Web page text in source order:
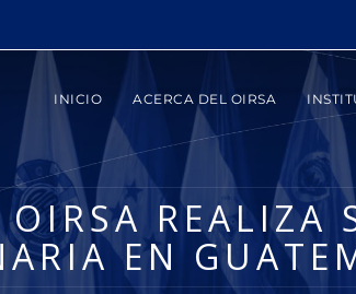
INICIO ACERCA DEL OIRSA
REALIZA
EN